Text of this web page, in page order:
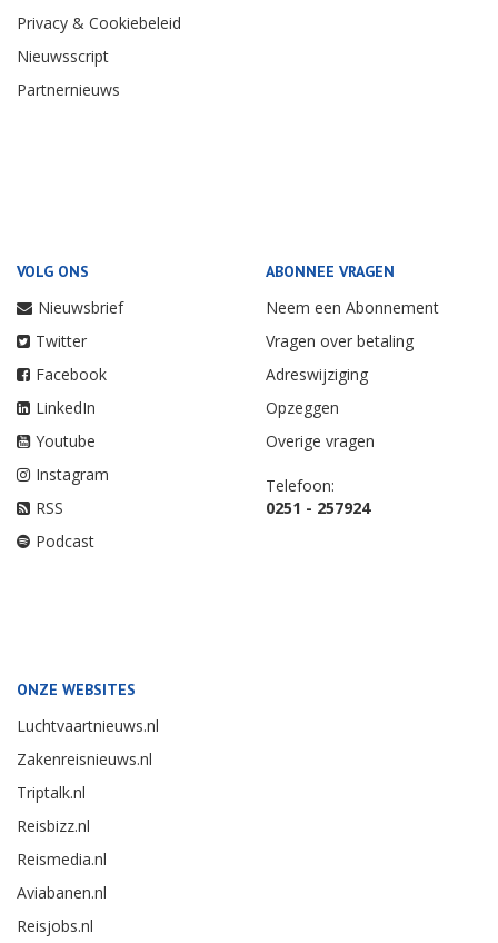
Privacy & Cookiebeleid
Nieuwsscript
Partnernieuws
VOLG ONS
Nieuwsbrief
Twitter
Facebook
LinkedIn
Youtube
Instagram
RSS
Podcast
ABONNEE VRAGEN
Neem een Abonnement
Vragen over betaling
Adreswijziging
Opzeggen
Overige vragen
Telefoon:
0251 - 257924
ONZE WEBSITES
Luchtvaartnieuws.nl
Zakenreisnieuws.nl
Triptalk.nl
Reisbizz.nl
Reismedia.nl
Aviabanen.nl
Reisjobs.nl